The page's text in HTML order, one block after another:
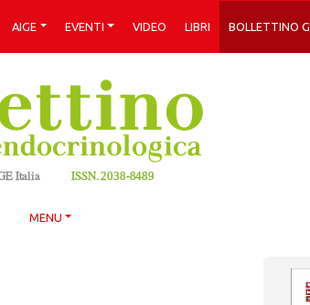
AIGE EVENTI VIDEO LIBRI BOLLETTINO
MENU